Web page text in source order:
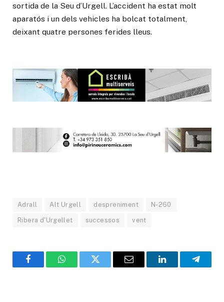
sortida de la Seu d’Urgell. L’accident ha estat molt
aparatós i un dels vehicles ha bolcat totalment,
deixant quatre persones ferides lleus.
Adrall Alt Urgell despreniment N-260
Ribera d'Urgellet successos vent
FacebookWhatsAppTwitter Email LinkedIn